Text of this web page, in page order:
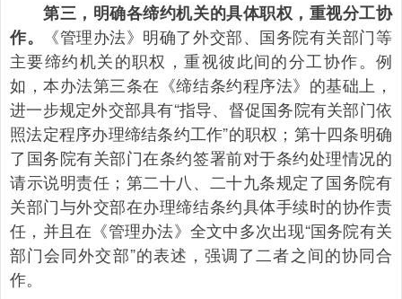
第三，明确各缔约机关的具体职权，重视分工协
作。
《管理办法》明确了外交部、国务院有关部门等
主要缔约机关的职权，重视彼此间的分工协作。例
如，本办法第三条在《缔结条约程序法》的基础上，
进一步规定外交部具有“指导、督促国务院有关部门依
照法定程序办理缔结条约工作”的职权；第十四条明确
了国务院有关部门在条约签署前对于条约处理情况的
请示说明责任；第二十八、二十九条规定了国务院有
关部门与外交部在办理缔结条约具体手续时的协作责
任，并且在《管理办法》全文中多次出现“国务院有关
部门会同外交部”的表述，强调了二者之间的协同合
作。